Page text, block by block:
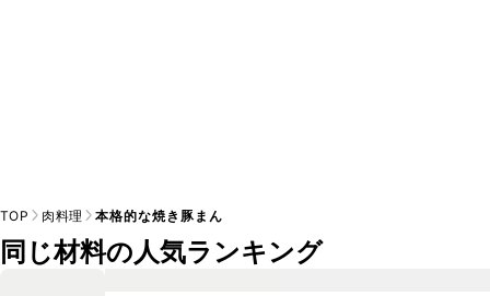
TOP 肉料理 本格的な焼き豚まん
同じ材料の人気ランキング